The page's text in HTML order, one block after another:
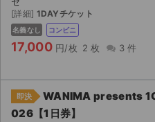
[詳細] 1DAYチケット
名義なし コンビニ
17,000 円/枚 2 枚 3 件
即決
WANIMA presents
026【1日券】